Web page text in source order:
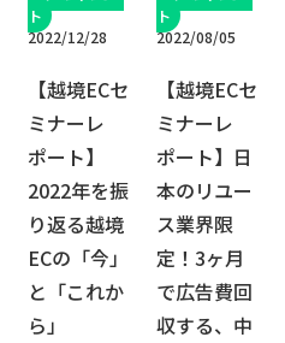
2022/12/28
【越境ECセ
ミナーレ
ポート】
2022年を振
り返る越境
ECの「今」
と「これか
ら」
2022/08/05
【越境ECセ
ミナーレ
ポート】日
本のリユー
ス業界限
定！3ヶ月
で広告費回
収する、中